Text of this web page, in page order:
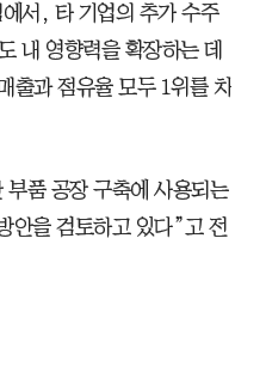
서, 타 기업의 추가 수주
내 영향력을 확장하는 데
출과 점유율 모두 1위를 차
품 공장 구축에 사용되는
안을 검토하고 있다”고 전